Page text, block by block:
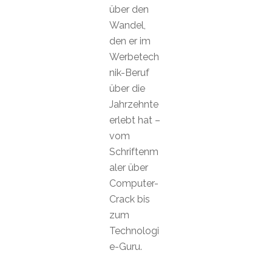
über den
Wandel,
den er im
Werbetech
nik-Beruf
über die
Jahrzehnte
erlebt hat –
vom
Schriftenm
aler über
Computer-
Crack bis
zum
Technologi
e-Guru.